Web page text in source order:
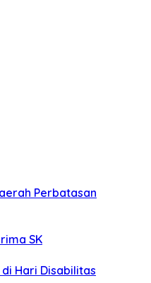
Perbatasan
SK
Hari Disabilitas